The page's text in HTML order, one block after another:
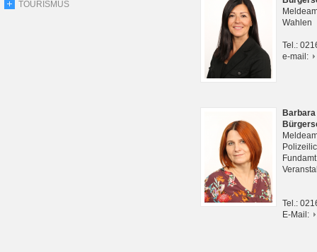
TOURISMUS
Wahlen
Tel.:
e-mail:
Tel.:
E-Mail: